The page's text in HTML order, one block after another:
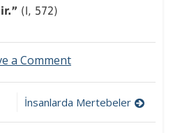
(I, 572)
a Commenton
İnsanlarda Mertebeler